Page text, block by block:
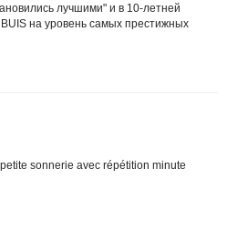
лучшими" и в 10-летней
на уровень самых престижных
sonnerie avec répétition minute